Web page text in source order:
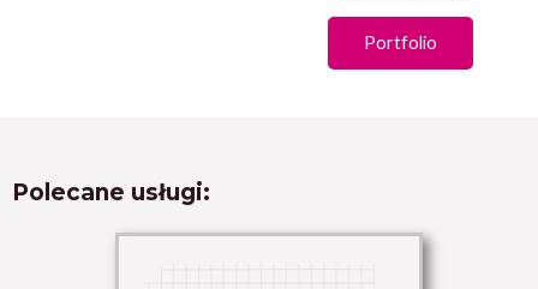
Portfolio
Polecane usługi: